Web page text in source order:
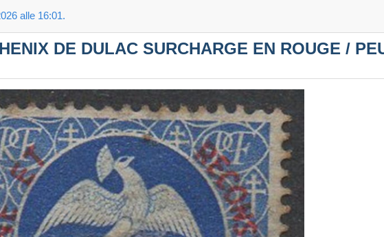
alle 16:01.
DE DULAC SURCHARGE EN ROUGE /